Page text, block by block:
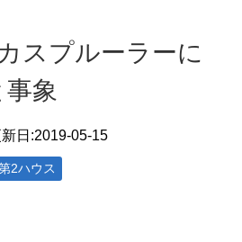
スプルーラーに
象
日:2019-05-15
2ハウス